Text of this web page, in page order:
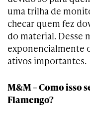
uma trilha de
checar quem fez
do material. Desse
exponencialmente
ativos importantes.
M&M – Como isso
Flamengo?